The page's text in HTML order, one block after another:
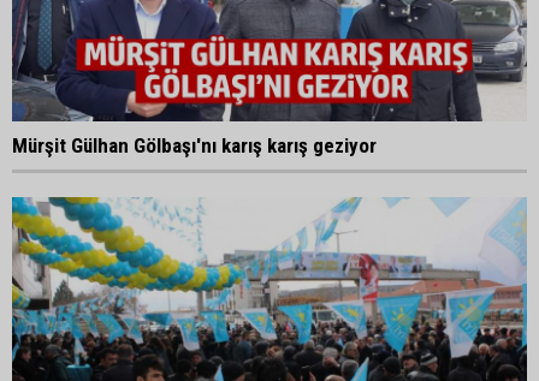
Mürşit Gülhan Gölbaşı'nı karış karış geziyor